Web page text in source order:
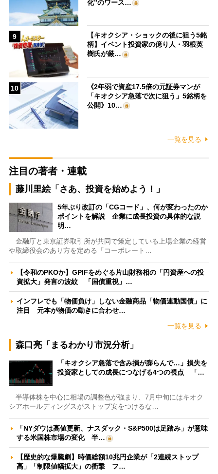
化”のワース…
9
【キオクシア・ショックの後に狙う5銘
柄】イベント投資家の億り人・羽根英
樹氏が厳…
10
《2年弱で資産17.5倍の元証券マンが
「キオクシア急落で次に狙う」5銘柄を
公開》10…
一覧を見る
注目の著者・連載
藤川里絵「さあ、投資を始めよう！」
5年ぶり改訂の「CGコード」、何が変わったのか
ポイントを解説 企業に成長投資の具体的な説
明…
金融庁と東京証券取引所が共同で策定している上場企業の経営
や取締役会のあり方を定める「コーポレート…
【令和のPKOか】GPIFをめぐる片山財務相の「円資産への投
資拡大」発言の波紋 「国債重視」…
インフレでも「物価負け」しない金融商品「物価連動国債」に
注目 元本が物価の動きに合わせ…
一覧を見る
森口亮「まるわかり市況分析」
「キオクシア急落で含み損が膨らんで…」損失を
投資家としての成長につなげる4つの視点 「…
半導体株を中心に相場の調整色が強まり、7月中旬にはキオク
シアホールディングスがストップ安をつけるな…
「NYダウは高値更新、ナスダック・S&P500は足踏み」が意味
する米国株市場の変化 半…
【歴史的な爆騰劇】時価総額10兆円企業が「2連続ストップ
高」「制限値幅拡大」の衝撃 フ…